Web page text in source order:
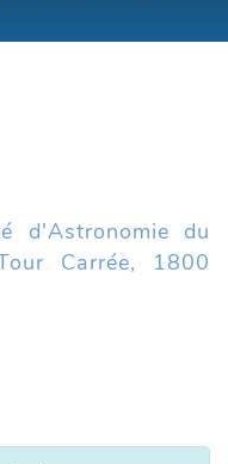
d'Astronomie du
Carrée, 1800